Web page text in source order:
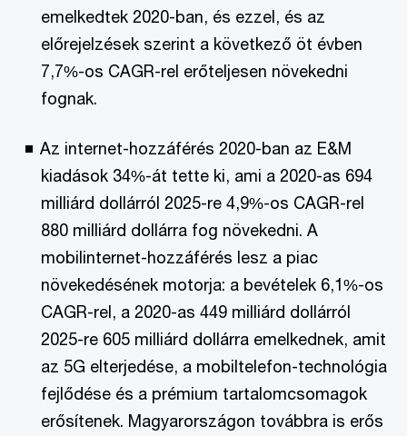
emelkedtek 2020-ban, és ezzel, és az
előrejelzések szerint a következő öt évben
7,7%-os CAGR-rel erőteljesen növekedni
fognak.
Az internet-hozzáférés 2020-ban az E&M
kiadások 34%-át tette ki, ami a 2020-as 694
milliárd dollárról 2025-re 4,9%-os CAGR-rel
880 milliárd dollárra fog növekedni. A
mobilinternet-hozzáférés lesz a piac
növekedésének motorja: a bevételek 6,1%-os
CAGR-rel, a 2020-as 449 milliárd dollárról
2025-re 605 milliárd dollárra emelkednek, amit
az 5G elterjedése, a mobiltelefon-technológia
fejlődése és a prémium tartalomcsomagok
erősítenek. Magyarországon továbbra is erős